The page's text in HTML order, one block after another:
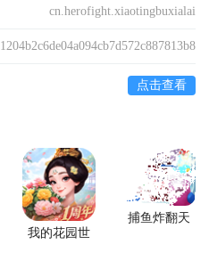
cn.herofight.xiaotingbuxialai
1204b2c6de04a094cb7d572c887813b8
点击查看
我的花园世
捕鱼炸翻天